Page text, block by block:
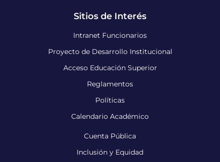
Sitios de Interés
Intranet Funcionarios
Proyecto de Desarrollo Institucional
Acceso Educación Superior
Reglamentos
Políticas
Calendario Académico
Cuenta Pública
Inclusión y Equidad